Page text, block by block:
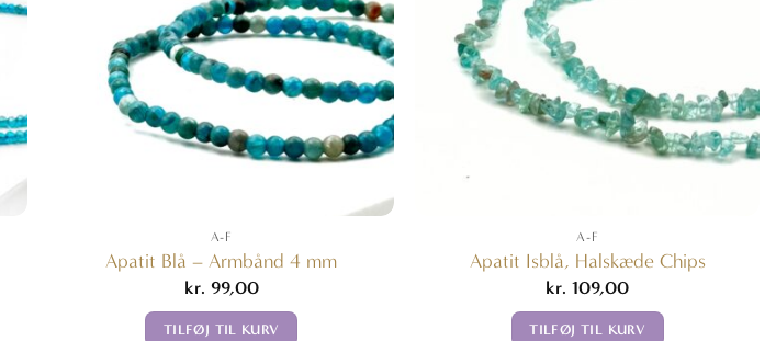
A-F
Apatit Blå – Armbånd 4 mm
kr. 99,00
TILFØJ TIL KURV
A-F
Apatit Isblå, Halskæde Chips
kr. 109,00
TILFØJ TIL KURV